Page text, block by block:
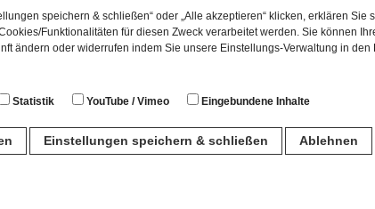
speichern & schließen“ oder „Alle akzeptieren“ klicken, erklären Sie
Funktionalitäten für diesen Zweck verarbeitet werden. Sie können
ändern oder widerrufen indem Sie unsere Einstellungs-Verwaltung in den
Statistik YouTube / Vimeo Eingebundene Inhalte
Einstellungen speichern & schließen Ablehnen
Weißenburger
mit den
ist das
Augsburg
Das »Römerlager« im
Zeughaus in